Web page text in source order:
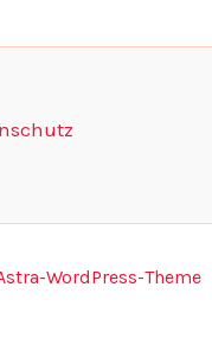
WordPress-Theme